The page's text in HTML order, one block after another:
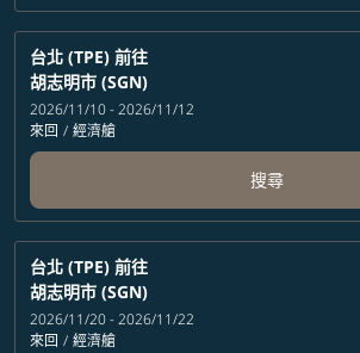
台北 (TPE) 前往
胡志明市 (SGN)
2026/11/10 - 2026/11/12
來回 / 經濟艙
搜尋
台北 (TPE) 前往
胡志明市 (SGN)
2026/11/20 - 2026/11/22
來回 / 經濟艙